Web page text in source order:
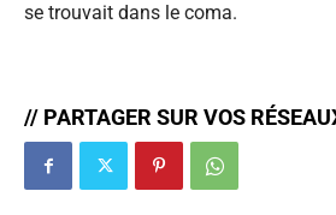
se trouvait dans le coma.
// PARTAGER SUR VOS